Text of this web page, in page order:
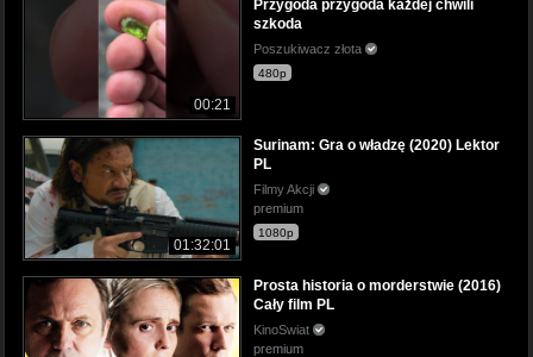
00:21
Przygoda przygoda każdej chwili
szkoda
Poszukiwacz złota
480p
01:32:01
Surinam: Gra o władzę (2020) Lektor
PL
Filmy Akcji
premium
1080p
Prosta historia o morderstwie (2016)
Cały film PL
KinoSwiat
premium